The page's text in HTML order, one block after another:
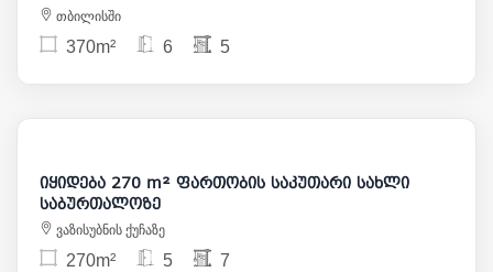
თბილისში
370m² 6 5
850 000
იყიდება 270 m² ფართობის საკუთარი სახლი
საბურთალოზე
ვაზისუბნის ქუჩაზე
270m² 5 7